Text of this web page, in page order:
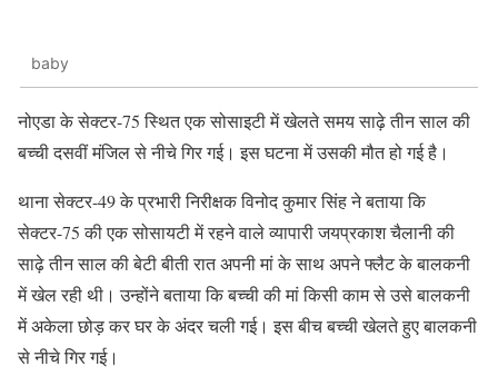
baby
नोएडा के सेक्टर-75 स्थित एक सोसाइटी में खेलते समय साढ़े तीन साल की
बच्ची दसवीं मंजिल से नीचे गिर गई। इस घटना में उसकी मौत हो गई है।
थाना सेक्टर-49 के प्रभारी निरीक्षक विनोद कुमार सिंह ने बताया कि
सेक्टर-75 की एक सोसायटी में रहने वाले व्यापारी जयप्रकाश चैलानी की
साढ़े तीन साल की बेटी बीती रात अपनी मां के साथ अपने फ्लैट के बालकनी
में खेल रही थी। उन्होंने बताया कि बच्ची की मां किसी काम से उसे बालकनी
में अकेला छोड़ कर घर के अंदर चली गई। इस बीच बच्ची खेलते हुए बालकनी
से नीचे गिर गई।